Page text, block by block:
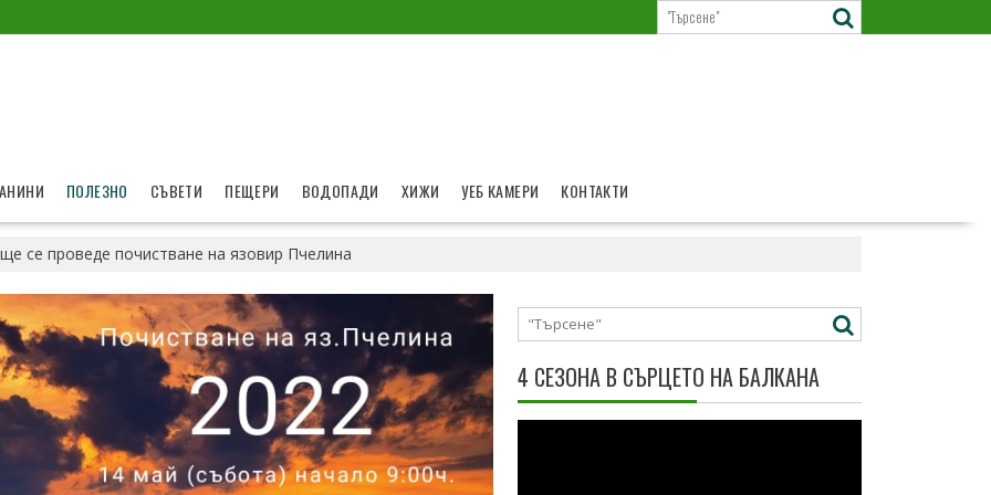
ПОЛЕЗНО СЪВЕТИ ПЕЩЕРИ ВОДОПАДИ ХИЖИ УЕБ КАМЕРИ КОНТАКТИ
се проведе почистване на язовир Пчелина
4 СЕЗОНА В СЪРЦЕТО НА БАЛКАНА